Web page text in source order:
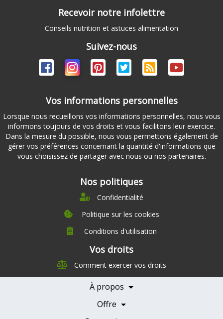
Recevoir notre infolettre
Conseils nutrition et astuces alimentation
Suivez-nous
Vos informations personnelles
Lorsque nous recueillons vos informations personnelles, nous vous
informons toujours de vos droits et vous facilitons leur exercice.
Dans la mesure du possible, nous vous permettons également de
gérer vos préférences concernant la quantité d'informations que
vous choisissez de partager avec nous ou nos partenaires.
Nos politiques
Confidentialité
Politique sur les cookies
Conditions d'utilisation
Vos droits
Comment exercer vos droits
À propos
À propos
Nutrition
Offre
Témoignages
Nos partenaires
Devenir Partenaire